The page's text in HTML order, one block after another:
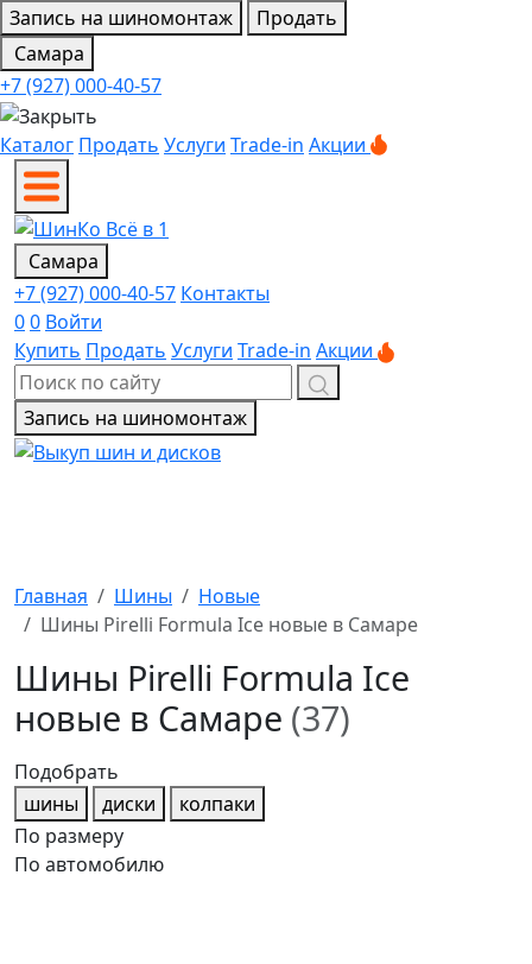
Запись на шиномонтаж
Продать
Самара
+7 (927) 000-40-57
Каталог Продать Услуги Trade-in Акции
Самара
+7 (927) 000-40-57 Контакты
00 Войти
Купить Продать Услуги Trade-in Акции
Запись на шиномонтаж
Главная Шины
Новые
Шины Pirelli Formula Ice новые в Самаре
Шины Pirelli Formula Ice
новые в Самаре (37)
Подобрать
шины
диски
колпаки
По размеру
По автомобилю